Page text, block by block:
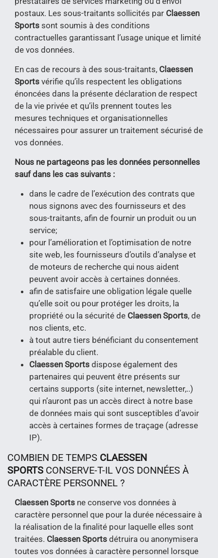
postaux. Les sous-traitants sollicités par Claessen
Sports sont soumis à des conditions
contractuelles garantissant l’usage unique et limité
de vos données.
En cas de recours à des sous-traitants, Claessen
Sports vérifie qu’ils respectent les obligations
énoncées dans la présente déclaration de respect
de la vie privée et qu’ils prennent toutes les
mesures techniques et organisationnelles
nécessaires pour assurer un traitement sécurisé de
vos données.
Nous ne partageons pas les données personnelles
sauf dans les cas suivants :
dans le cadre de l’exécution des contrats que
nous signons avec des fournisseurs et des
sous-traitants, afin de fournir un produit ou un
service;
pour l’amélioration et l’optimisation de notre
site web, les fournisseurs d’outils d’analyse et
de moteurs de recherche qui nous aident
peuvent avoir accès à certaines données.
afin de satisfaire une obligation légale quelle
qu’elle soit ou pour protéger les droits, la
propriété ou la sécurité de Claessen Sports, de
nos clients, etc.
à tout autre tiers bénéficiant du consentement
préalable du client.
Claessen Sports dispose également des
partenaires qui peuvent être présents sur
certains supports (site internet, newsletter,..)
qui n’auront pas un accès direct à notre base
de données mais qui sont susceptibles d’avoir
accès à certaines formes de traçage (adresse
IP).
COMBIEN DE TEMPS CLAESSEN
SPORTS CONSERVE-T-IL VOS DONNÉES À
CARACTÈRE PERSONNEL ?
Claessen Sports ne conserve vos données à
caractère personnel que pour la durée nécessaire à
la réalisation de la finalité pour laquelle elles sont
traitées. Claessen Sports détruira ou anonymisera
toutes vos données à caractère personnel lorsque